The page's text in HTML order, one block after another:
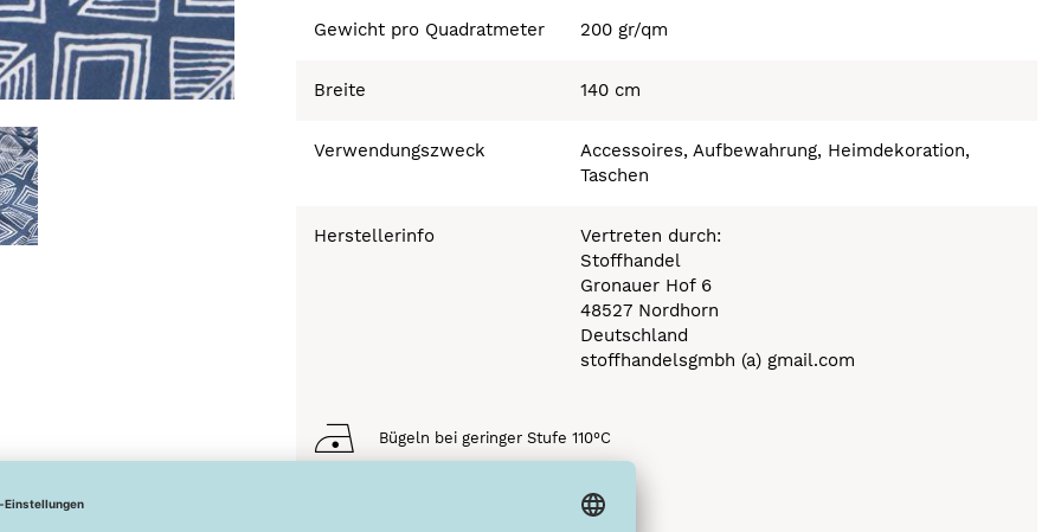
Gewicht pro Quadratmeter 200 gr/qm
Breite 140 cm
Verwendungszweck
Accessoires, Aufbewahrung, Heimdekoration,
Taschen
Herstellerinfo
Vertreten durch:
Stoffhandel
Gronauer Hof 6
48527 Nordhorn
Deutschland
stoffhandelsgmbh (a) gmail.com
Bügeln bei geringer Stufe 110°C